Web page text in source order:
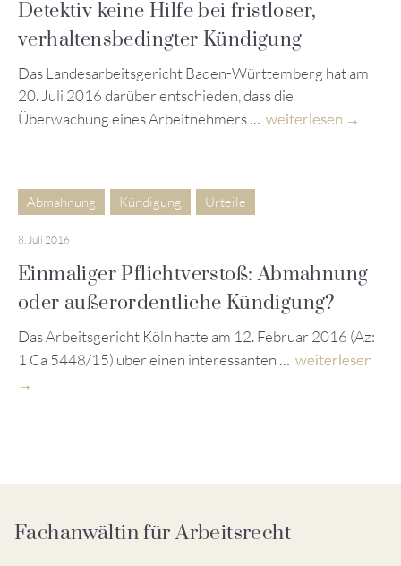
Detektiv keine Hilfe bei fristloser,
verhaltensbedingter Kündigung
Das Landesarbeitsgericht Baden-Württemberg hat am
20. Juli 2016 darüber entschieden, dass die
Überwachung eines Arbeitnehmers … weiterlesen
Abmahnung Kündigung Urteile
8. Juli 2016
Einmaliger Pflichtverstoß: Abmahnung
oder außerordentliche Kündigung?
Das Arbeitsgericht Köln hatte am 12. Februar 2016 (Az:
1 Ca 5448/15) über einen interessanten … weiterlesen
Fachanwältin für Arbeitsrecht